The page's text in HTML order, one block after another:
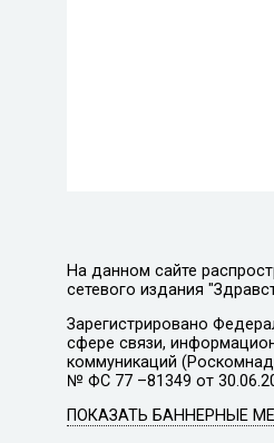
На данном сайте
сетевого издания
Зарегистрировано
сфере связи,
коммуникаций
№ ФС 77 –81349 от
ПОКАЗАТЬ БАННЕРНЫЕ